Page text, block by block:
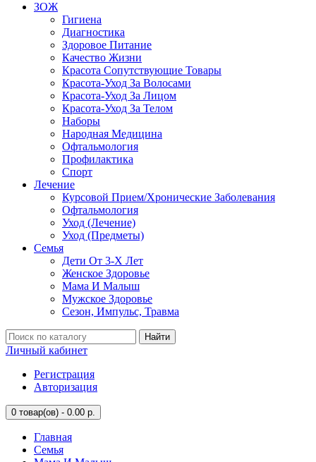
ЗОЖ
Гигиена
Диагностика
Здоровое Питание
Качество Жизни
Красота Сопутствующие Товары
Красота-Уход За Волосами
Красота-Уход За Лицом
Красота-Уход За Телом
Наборы
Народная Медицина
Офтальмология
Профилактика
Спорт
Лечение
Курсовой Прием/Хронические Заболевания
Офтальмология
Уход (Лечение)
Уход (Предметы)
Семья
Дети От 3-Х Лет
Женское Здоровье
Мама И Малыш
Мужское Здоровье
Сезон, Импульс, Травма
Найти
Личный кабинет
Регистрация
Авторизация
0 товар(ов) - 0.00 р.
Главная
Семья